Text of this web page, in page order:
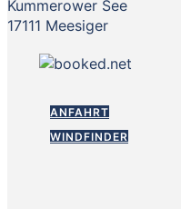
Kummerower See
17111 Meesiger
ANFAHRT
WINDFINDER